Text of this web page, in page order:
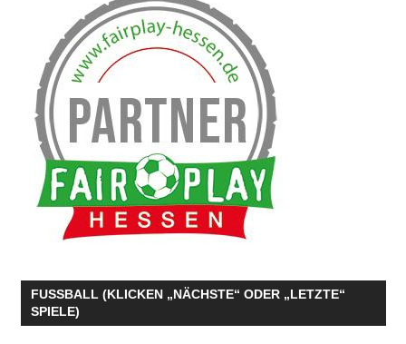
FUSSBALL (KLICKEN „NÄCHSTE“ ODER „LETZTE“
SPIELE)